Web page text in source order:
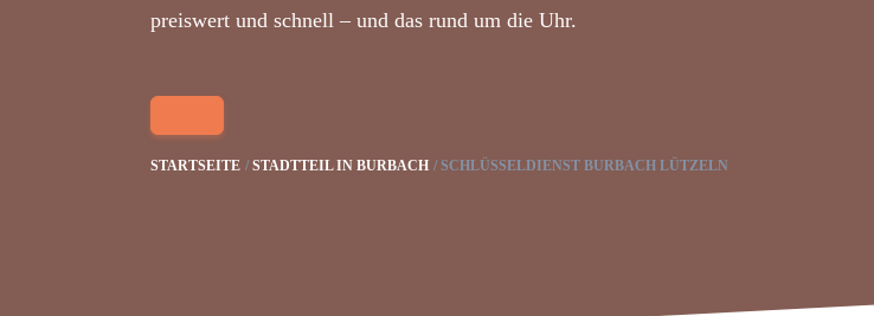
preiswert und schnell – und das rund um die Uhr.
STARTSEITE STADTTEIL IN BURBACH SCHLÜSSELDIENST BURBACH LÜTZELN